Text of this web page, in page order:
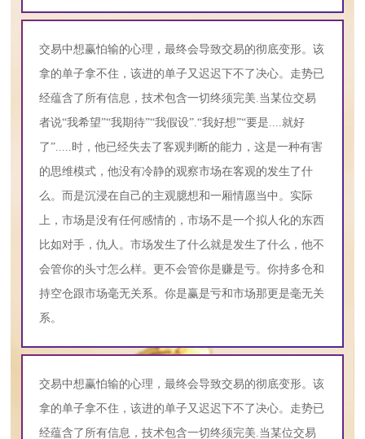
交易中想赢怕输的心理，最终会导致交易的彻底变形。该
拿的单子拿不住，该进的单子又迟迟下不了决心。走势已
经蕴含了所有信息，技术包含一切终须完美.当某位交易
者说“我希望”“我期待”“我假设”.“我好想”“要是....就好
了”.....时，他已经失去了客观判断的能力，这是一种有害
的思维模式，他没有冷静的观察市场在客观的发生了什
么。而是沉浸在自己的主观臆想和一厢情愿当中。实际
上，市场是没有任何感情的，市场不是一个拟人化的东西
比如对手，仇人。市场发生了什么就是发生了什么，他不
会管你的头寸怎么样。更不会管你是赚是亏。你持多仓和
持空仓跟市场毫无关系。你是赢是亏和市场那更是毫无关
系。
交易中想赢怕输的心理，最终会导致交易的彻底变形。该
拿的单子拿不住，该进的单子又迟迟下不了决心。走势已
经蕴含了所有信息，技术包含一切终须完美.当某位交易